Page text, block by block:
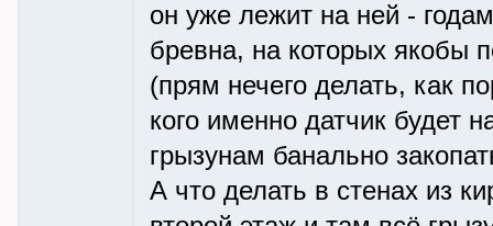
он уже лежит на ней -
бревна, на которых якобы
(прям нечего делать, как
кого именно датчик будет
грызунам банально
А что делать в стенах из